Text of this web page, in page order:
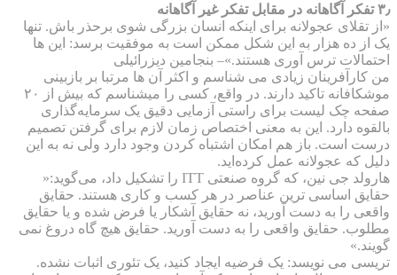
۳٫ تفکر آگاهانه در مقابل تفکر غیر آگاهانه
«از تقلای عجولانه برای اینکه انسان بزرگی شوی برحذر باش. تنها
یک از ده هزار به این شکل ممکن است به موفقیت برسد: این ها
احتمالات ترس آوری هستند.»– بنجامین دیزرائیلی
من کارآفرینان زیادی می شناسم و اکثر آن ها مرتبا بر بازبینی
موشکافانه تاکید دارند. در واقع، کسی را میشناسم که بیش از ۲۰
صفحه چک لیست برای راستی آزمایی دقیق یک سرمایه‌گذاری
بالقوه دارد. این به معنی اختصاص زمان لازم برای گرفتن تصمیم
درست است. باز هم امکان اشتباه کردن وجود دارد ولی نه به این
دلیل که عجولانه عمل کرده‌اید.
هارولد جی نین، که گروه صنعتی ITT را تشکیل داد، می‌گوید:«
حقایق اساسی ترین عناصر در هر کسب و کاری هستند. حقایق
واقعی را به دست آورید، نه حقایق آشکار یا فرض شده و یا حقایق
مطلوب. حقایق واقعی را به دست آورید. حقایق هیچ گاه دروغ نمی
گویند.»
تریسی می نویسد: یک فرضیه ایجاد کنید، یک تئوری اثبات نشده.